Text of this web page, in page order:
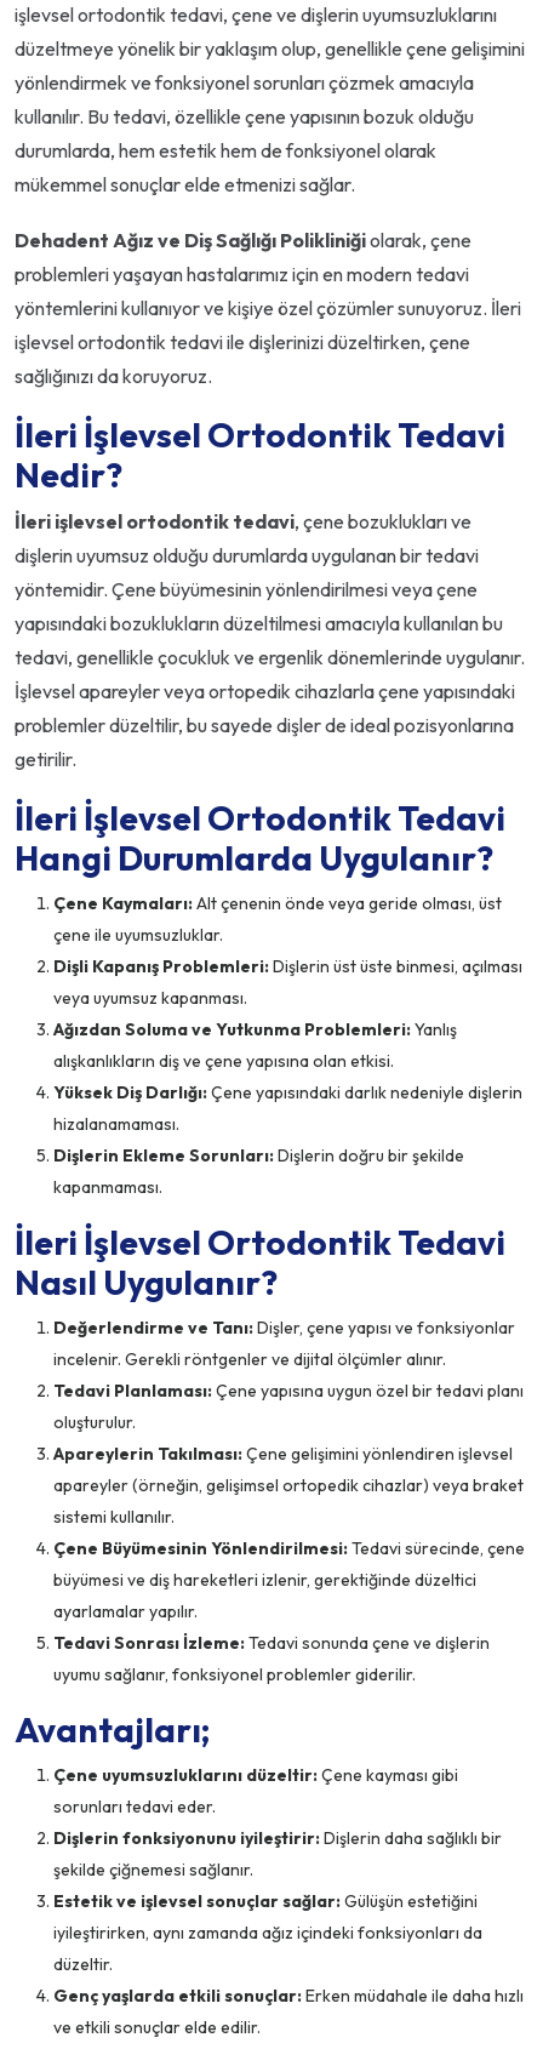
işlevsel ortodontik tedavi, çene ve dişlerin uyumsuzluklarını
düzeltmeye yönelik bir yaklaşım olup, genellikle çene gelişimini
yönlendirmek ve fonksiyonel sorunları çözmek amacıyla
kullanılır. Bu tedavi, özellikle çene yapısının bozuk olduğu
durumlarda, hem estetik hem de fonksiyonel olarak
mükemmel sonuçlar elde etmenizi sağlar.
Dehadent Ağız ve Diş Sağlığı Polikliniğiolarak, çene
problemleri yaşayan hastalarımız için en modern tedavi
yöntemlerini kullanıyor ve kişiye özel çözümler sunuyoruz. İleri
işlevsel ortodontik tedavi ile dişlerinizi düzeltirken, çene
sağlığınızı da koruyoruz.
İleri İşlevsel Ortodontik Tedavi
Nedir?
İleri işlevsel ortodontik tedavi, çene bozuklukları ve
dişlerin uyumsuz olduğu durumlarda uygulanan bir tedavi
yöntemidir. Çene büyümesinin yönlendirilmesi veya çene
yapısındaki bozuklukların düzeltilmesi amacıyla kullanılan bu
tedavi, genellikle çocukluk ve ergenlik dönemlerinde uygulanır.
İşlevsel apareyler veya ortopedik cihazlarla çene yapısındaki
problemler düzeltilir, bu sayede dişler de ideal pozisyonlarına
getirilir.
İleri İşlevsel Ortodontik Tedavi
Hangi Durumlarda Uygulanır?
Çene Kaymaları:Alt çenenin önde veya geride olması, üst
çene ile uyumsuzluklar.
Dişli Kapanış Problemleri:Dişlerin üst üste binmesi, açılması
veya uyumsuz kapanması.
Ağızdan Soluma ve Yutkunma Problemleri:Yanlış
alışkanlıkların diş ve çene yapısına olan etkisi.
Yüksek Diş Darlığı:Çene yapısındaki darlık nedeniyle dişlerin
hizalanamaması.
Dişlerin Ekleme Sorunları:Dişlerin doğru bir şekilde
kapanmaması.
İleri İşlevsel Ortodontik Tedavi
Nasıl Uygulanır?
Değerlendirme ve Tanı:Dişler, çene yapısı ve fonksiyonlar
incelenir. Gerekli röntgenler ve dijital ölçümler alınır.
Tedavi Planlaması:Çene yapısına uygun özel bir tedavi planı
oluşturulur.
Apareylerin Takılması:Çene gelişimini yönlendiren işlevsel
apareyler (örneğin, gelişimsel ortopedik cihazlar) veya braket
sistemi kullanılır.
Çene Büyümesinin Yönlendirilmesi:Tedavi sürecinde, çene
büyümesi ve diş hareketleri izlenir, gerektiğinde düzeltici
ayarlamalar yapılır.
Tedavi Sonrası İzleme:Tedavi sonunda çene ve dişlerin
uyumu sağlanır, fonksiyonel problemler giderilir.
Avantajları;
Çene uyumsuzluklarını düzeltir:Çene kayması gibi
sorunları tedavi eder.
Dişlerin fonksiyonunu iyileştirir:Dişlerin daha sağlıklı bir
şekilde çiğnemesi sağlanır.
Estetik ve işlevsel sonuçlar sağlar:Gülüşün estetiğini
iyileştirirken, aynı zamanda ağız içindeki fonksiyonları da
düzeltir.
Genç yaşlarda etkili sonuçlar:Erken müdahale ile daha hızlı
ve etkili sonuçlar elde edilir.